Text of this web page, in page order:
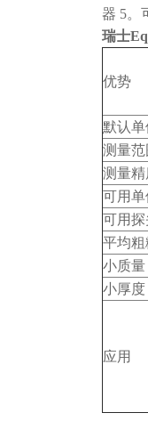
器 5。
瑞士
优势
默认单
测量范
测量精
可用单
可用探
平均
小质量
小厚度
应用